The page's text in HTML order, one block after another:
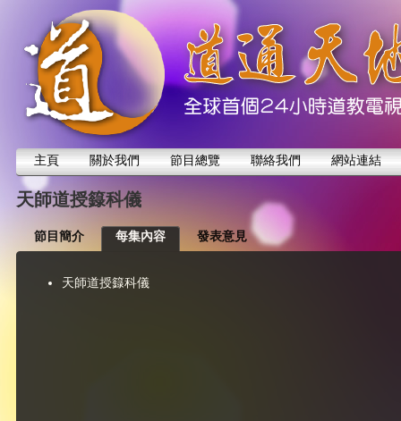
主頁 關於我們 節目總覽 聯絡我們 網站連結
天師道授籙科儀
節目簡介 每集內容 發表意見
天師道授籙科儀